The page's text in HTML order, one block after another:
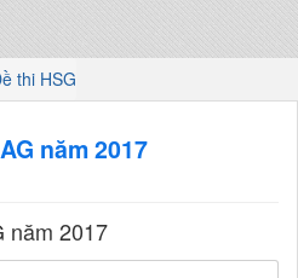
thi HSG
năm 2017
năm 2017